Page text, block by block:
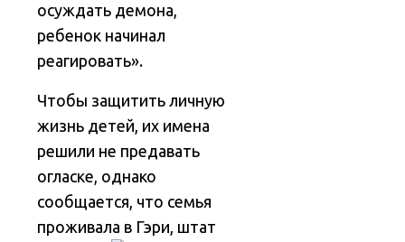
осуждать демона,
ребенок начинал
реагировать».
Чтобы защитить личную
жизнь детей, их имена
решили не предавать
огласке, однако
сообщается, что семья
проживала в Гэри, штат